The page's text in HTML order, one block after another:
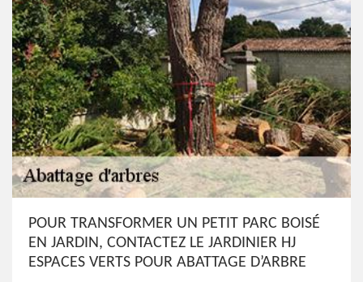
POUR TRANSFORMER UN PETIT PARC BOISÉ
EN JARDIN, CONTACTEZ LE JARDINIER HJ
ESPACES VERTS POUR ABATTAGE D’ARBRE